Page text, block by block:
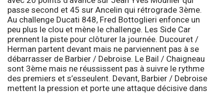
passe second et 45 sur Ancelin qui rétrograde 3ème.
Au challenge Ducati 848, Fred Bottoglieri enfonce un
peu plus le clou et mène le challenge. Les Side Car
prennent la piste pour clôturer la journée. Ducouret /
Herman partent devant mais ne parviennent pas à se
débarrasser de Barbier / Debroise. Le Bail / Chaigneau
sont 3ème mais ne réussissent pas à suivre le rythme
des premiers et s’esseulent. Devant, Barbier / Debroise
mettent la pression et porte une attaque décisive dans